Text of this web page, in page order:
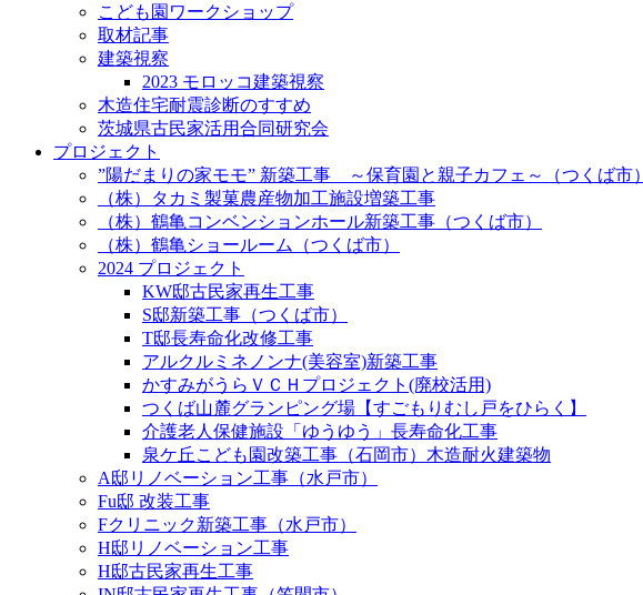
こども園ワークショップ
取材記事
建築視察
2023 モロッコ建築視察
木造住宅耐震診断のすすめ
茨城県古民家活用合同研究会
プロジェクト
”陽だまりの家モモ” 新築工事 ～保育園と親子カフェ～（つくば市）
（株）タカミ製菓農産物加工施設増築工事
（株）鶴亀コンベンションホール新築工事（つくば市）
（株）鶴亀ショールーム（つくば市）
2024 プロジェクト
KW邸古民家再生工事
S邸新築工事（つくば市）
T邸長寿命化改修工事
アルクルミネノンナ(美容室)新築工事
かすみがうらＶＣＨプロジェクト(廃校活用)
つくば山麓グランピング場【すごもりむし戸をひらく】
介護老人保健施設「ゆうゆう」長寿命化工事
泉ケ丘こども園改築工事（石岡市）木造耐火建築物
A邸リノベーション工事（水戸市）
Fu邸 改装工事
Fクリニック新築工事（水戸市）
H邸リノベーション工事
H邸古民家再生工事